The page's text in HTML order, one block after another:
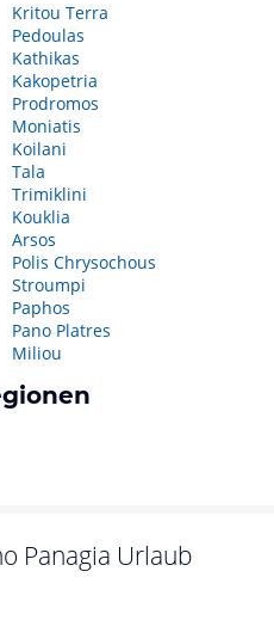
Kritou Terra
Pedoulas
Kathikas
Kakopetria
Prodromos
Moniatis
Koilani
Tala
Trimiklini
Kouklia
Arsos
Polis Chrysochous
Stroumpi
Paphos
Pano Platres
Miliou
Panagia Urlaub